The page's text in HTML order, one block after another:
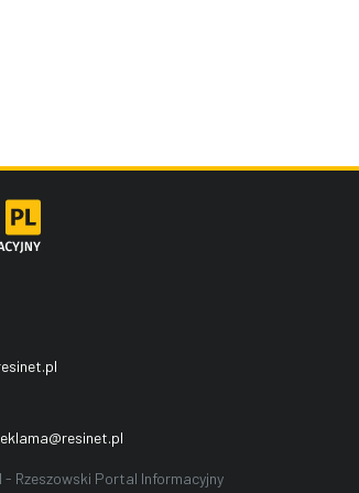
Rzeszowski Portal Informacyjny